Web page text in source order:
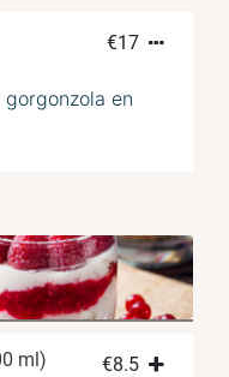
€17
en
ml) €8.5